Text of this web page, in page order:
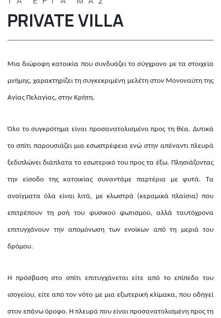
PRIVATE VILLA
Μια διώροφη κατοικία που συνδυάζει το σύγχρονο με τα στοιχεία
μνήμης, χαρακτηρίζει τη συγκεκριμένη μελέτη στον Μονοναύτη της
Αγίας Πελαγίας, στην Κρήτη.
Όλο το συγκρότημα είναι προσανατολισμένο προς τη θέα. Δυτικά
το σπίτι παρουσιάζει μια εσωστρέφεια ενώ στην απέναντι πλευρά
ξεδιπλώνει διάπλατα το εσωτερικό του προς τα έξω. Πλησιάζοντας
την είσοδο της κατοικίας συναντάμε παρτέρια με φυτά. Τα
ανοίγματα όλα είναι λιτά, με κλωστρά (κεραμικά πλαίσια) που
επιτρέπουν τη ροή του φυσικού φωτισμού, αλλά ταυτόχρονα
επιτυγχάνουν την απομόνωση των ενοίκων από τη μεριά του
δρόμου.
Η πρόσβαση στο σπίτι επιτυγχάνεται είτε από το επίπεδο του
ισογείου, είτε από τον νότο με μια εξωτερική κλίμακα, που οδηγεί
στον επάνω όροφο. Η πλευρά που είναι προσανατολισμένη προς τη